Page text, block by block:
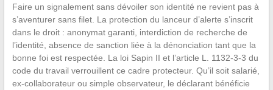
Faire un signalement sans dévoiler son identité ne revient pas à
s’aventurer sans filet. La protection du lanceur d’alerte s’inscrit
dans le droit : anonymat garanti, interdiction de recherche de
l’identité, absence de sanction liée à la dénonciation tant que la
bonne foi est respectée. La loi Sapin II et l’article L. 1132-3-3 du
code du travail verrouillent ce cadre protecteur. Qu’il soit salarié,
ex-collaborateur ou simple observateur, le déclarant bénéficie